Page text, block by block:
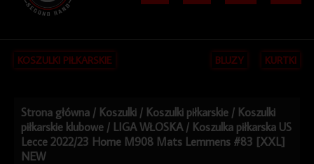
KOSZULKI PIŁKARSKIE BLUZY KURTKI
Strona główna / Koszulki / Koszulki piłkarskie / Koszulki
piłkarskie klubowe / LIGA WŁOSKA / Koszulka piłkarska US
Lecce 2022/23 Home M908 Mats Lemmens #83 [XXL]
NEW